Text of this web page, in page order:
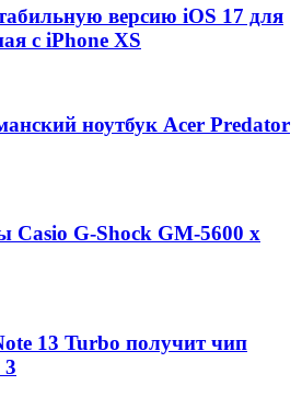
версию iOS 17 для
с iPhone XS
ноутбук Acer Predator
Casio G-Shock GM-5600 x
13 Turbo получит чип
3